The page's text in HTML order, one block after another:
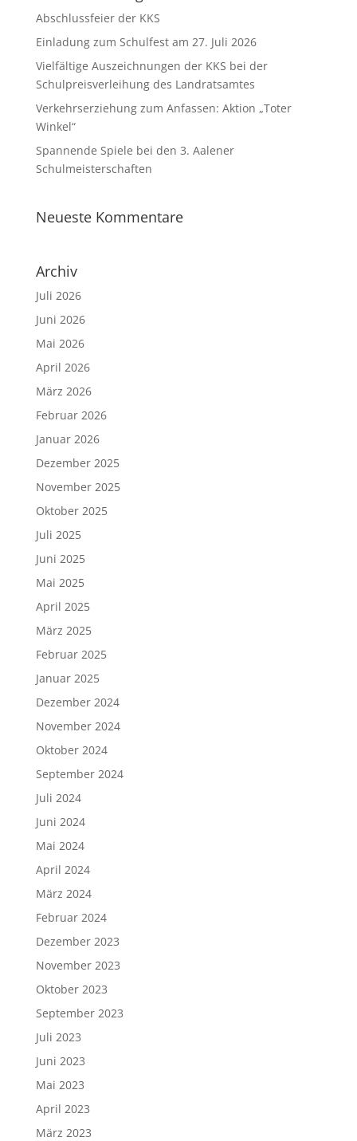
Abschlussfeier der KKS
Einladung zum Schulfest am 27. Juli 2026
Vielfältige Auszeichnungen der KKS bei der
Schulpreisverleihung des Landratsamtes
Verkehrserziehung zum Anfassen: Aktion „Toter
Winkel“
Spannende Spiele bei den 3. Aalener
Schulmeisterschaften
Neueste Kommentare
Archiv
Juli 2026
Juni 2026
Mai 2026
April 2026
März 2026
Februar 2026
Januar 2026
Dezember 2025
November 2025
Oktober 2025
Juli 2025
Juni 2025
Mai 2025
April 2025
März 2025
Februar 2025
Januar 2025
Dezember 2024
November 2024
Oktober 2024
September 2024
Juli 2024
Juni 2024
Mai 2024
April 2024
März 2024
Februar 2024
Dezember 2023
November 2023
Oktober 2023
September 2023
Juli 2023
Juni 2023
Mai 2023
April 2023
März 2023